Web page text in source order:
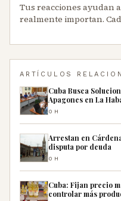
Tus reacciones ayudan
realmente importan.
ARTÍCULOS
Cuba Busca
Apagones en La
0H
Arrestan en
disputa por deuda
0H
Cuba: Fijan precio
controlar más